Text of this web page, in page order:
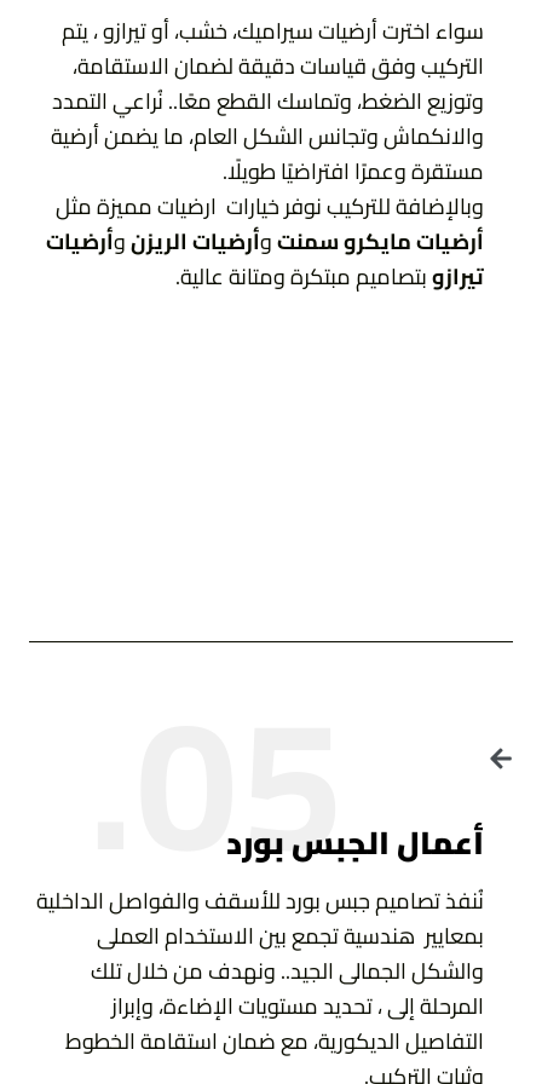
سواء اخترت أرضيات سيراميك، خشب، أو تيرازو ، يتم
التركيب وفق قياسات دقيقة لضمان الاستقامة،
وتوزيع الضغط، وتماسك القطع معًا.. نُراعي التمدد
والانكماش وتجانس الشكل العام، ما يضمن أرضية
مستقرة وعمرًا افتراضيًا طويلًا.
وبالإضافة للتركيب نوفر خيارات ارضيات مميزة مثل
أرضياتمايكرو سمنتوأرضيات الريزنوأرضيات
تيرازوبتصاميم مبتكرة ومتانة عالية.
05.
أعمال الجبس بورد
نُنفذ تصاميم جبس بورد للأسقف والفواصل الداخلية
بمعايير هندسية تجمع بين الاستخدام العملى
والشكل الجمالى الجيد.. ونهدف من خلال تلك
المرحلة إلى ، تحديد مستويات الإضاءة، وإبراز
التفاصيل الديكورية، مع ضمان استقامة الخطوط
وثبات التركيب.